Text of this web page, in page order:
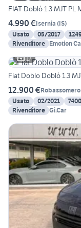
FIAT Doblò 1.3 MJT PL
4.990 €Isernia (IS)
Usato
05/2017
Rivenditore Emotion
17
Fiat Doblo Doblò 1.3
12.900 €Robassomero
Usato
02/2021
Rivenditore Gi.Car